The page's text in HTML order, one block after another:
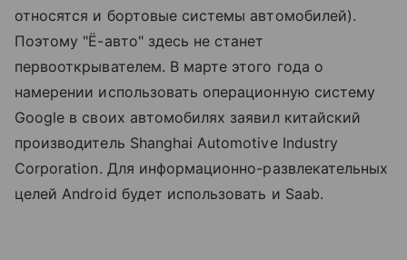
относятся и бортовые системы автомобилей).
Поэтому "Ё-авто" здесь не станет
первооткрывателем. В марте этого года о
намерении использовать операционную систему
Google в своих автомобилях заявил китайский
производитель Shanghai Automotive Industry
Corporation. Для информационно-развлекательных
целей Android будет использовать и Saab.